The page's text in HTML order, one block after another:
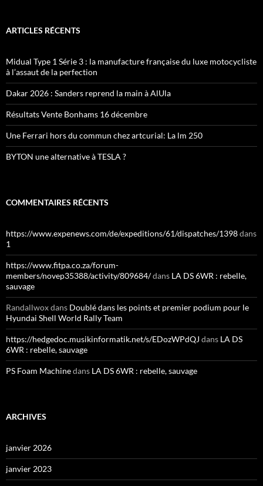
ARTICLES RÉCENTS
Midual Type 1 Série 3 : la manufacture française du luxe motocycliste
à l’assaut de la perfection
Dakar 2026 : Sanders reprend la main à AlUla
Résultats Vente Bonhams 16 décembre
Une Ferrari hors du commun chez artcurial: La lm 250
BYTON une alternative à TESLA ?
COMMENTAIRES RÉCENTS
https://www.expenews.com/de/expeditions/61/dispatches/1398dans
1
https://www.fitpa.co.za/forum-
members/novep35388/activity/809684/dans LA DS 6WR : rebelle,
sauvage
Randallwoxdans Doublé dans les points et premier podium pour le
Hyundai Shell World Rally Team
https://hedgedoc.musikinformatik.net/s/EDozWPdQJ dans LA DS
6WR : rebelle, sauvage
PS Foam Machinedans LA DS 6WR : rebelle, sauvage
ARCHIVES
janvier 2026
janvier 2023